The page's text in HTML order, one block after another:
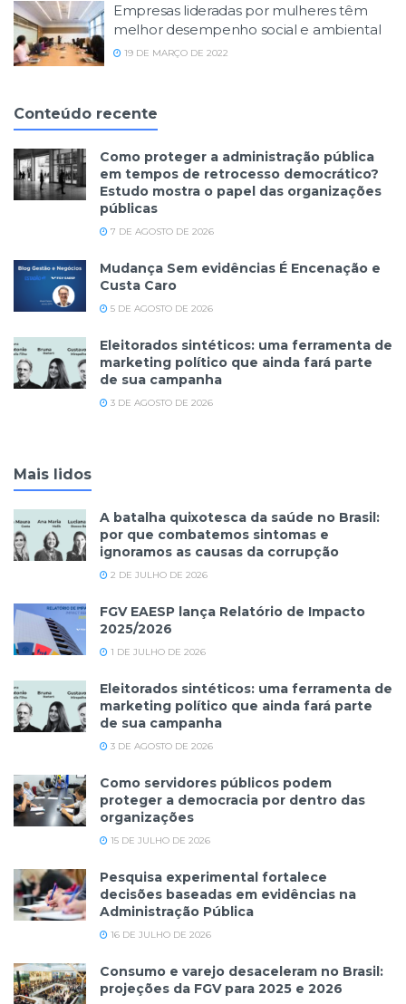
Empresas lideradas por mulheres têm
melhor desempenho social e ambiental
19 DE MARÇO DE 2022
Conteúdo recente
Como proteger a administração pública
em tempos de retrocesso democrático?
Estudo mostra o papel das organizações
públicas
7 DE AGOSTO DE 2026
Mudança Sem evidências É Encenação e
Custa Caro
5 DE AGOSTO DE 2026
Eleitorados sintéticos: uma ferramenta de
marketing político que ainda fará parte
de sua campanha
3 DE AGOSTO DE 2026
Mais lidos
A batalha quixotesca da saúde no Brasil:
por que combatemos sintomas e
ignoramos as causas da corrupção
2 DE JULHO DE 2026
FGV EAESP lança Relatório de Impacto
2025/2026
1 DE JULHO DE 2026
Eleitorados sintéticos: uma ferramenta de
marketing político que ainda fará parte
de sua campanha
3 DE AGOSTO DE 2026
Como servidores públicos podem
proteger a democracia por dentro das
organizações
15 DE JULHO DE 2026
Pesquisa experimental fortalece
decisões baseadas em evidências na
Administração Pública
16 DE JULHO DE 2026
Consumo e varejo desaceleram no Brasil:
projeções da FGV para 2025 e 2026